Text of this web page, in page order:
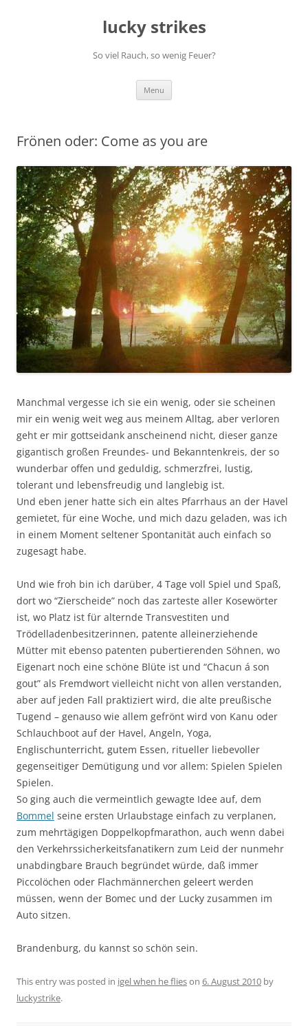
lucky strikes
So viel Rauch, so wenig Feuer?
Menu
Frönen oder: Come as you are
Manchmal vergesse ich sie ein wenig, oder sie scheinen
mir ein wenig weit weg aus meinem Alltag, aber verloren
geht er mir gottseidank anscheinend nicht, dieser ganze
gigantisch großen Freundes- und Bekanntenkreis, der so
wunderbar offen und geduldig, schmerzfrei, lustig,
tolerant und lebensfreudig und langlebig ist.
Und eben jener hatte sich ein altes Pfarrhaus an der Havel
gemietet, für eine Woche, und mich dazu geladen, was ich
in einem Moment seltener Spontanität auch einfach so
zugesagt habe.
Und wie froh bin ich darüber, 4 Tage voll Spiel und Spaß,
dort wo “Zierscheide” noch das zarteste aller Kosewörter
ist, wo Platz ist für alternde Transvestiten und
Trödelladenbesitzerinnen, patente alleinerziehende
Mütter mit ebenso patenten pubertierenden Söhnen, wo
Eigenart noch eine schöne Blüte ist und “Chacun á son
gout” als Fremdwort vielleicht nicht von allen verstanden,
aber auf jeden Fall praktiziert wird, die alte preußische
Tugend – genauso wie allem gefrönt wird von Kanu oder
Schlauchboot auf der Havel, Angeln, Yoga,
Englischunterricht, gutem Essen, ritueller liebevoller
gegenseitiger Demütigung und vor allem: Spielen Spielen
Spielen.
So ging auch die vermeintlich gewagte Idee auf, dem
Bommel seine ersten Urlaubstage einfach zu verplanen,
zum mehrtägigen Doppelkopfmarathon, auch wenn dabei
den Verkehrssicherkeitsfanatikern zum Leid der nunmehr
unabdingbare Brauch begründet würde, daß immer
Piccolöchen oder Flachmännerchen geleert werden
müssen, wenn der Bomec und der Lucky zusammen im
Auto sitzen.
Brandenburg, du kannst so schön sein.
This entry was posted in igel when he flieson 6. August 2010 by
luckystrike.